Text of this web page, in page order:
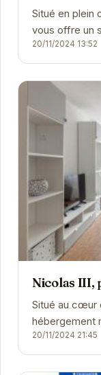
Situé en plein
vous offre un
appartement
20/11/2024 13:52
Nicolas III,
Situé au cœur
hébergement
privé,
20/11/2024 21:45